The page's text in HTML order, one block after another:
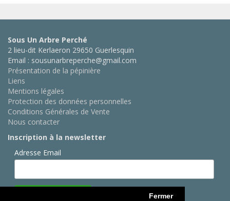
Fermer
Sous Un Arbre Perché
2 lieu-dit Kerlaeron 29650 Guerlesquin
Email : sousunarbreperche@gmail.com
Présentation de la pépinière
Liens
Mentions légales
Protection des données personnelles
Conditions Générales de Vente
Nous contacter
Inscription à la newsletter
Adresse Email